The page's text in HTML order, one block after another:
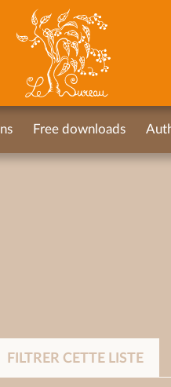
FILTRER CETTE LISTE
Free downloads